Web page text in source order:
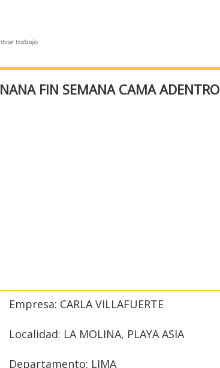
NANA FIN SEMANA CAMA ADENTRO
Empresa: CARLA VILLAFUERTE
Localidad: LA MOLINA, PLAYA ASIA
Departamento: LIMA